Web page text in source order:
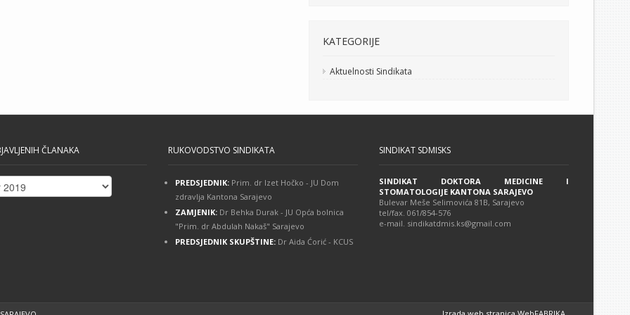
KATEGORIJE
Aktuelnosti Sindikata
ČLANAKA RUKOVODSTVO SINDIKATA
PREDSJEDNIK: Prim. dr Izet Hočko - JU Dom
zdravlja Kantona Sarajevo
ZAMJENIK: Dr Behka Durak - JU Opća bolnica
"Prim. dr Abdulah Nakaš" Sarajevo
PREDSJEDNIK SKUPŠTINE: Dr Aida Ćorić - KCUS
SINDIKAT SDMISKS
SINDIKAT DOKTORA MEDICINE I
STOMATOLOGIJE KANTONA SARAJEVO
Bulevar Meše Selimovića 81B, Sarajevo
tel/fax. 061/854-576
e-mail. sindikatdmis.ks@gmail.com